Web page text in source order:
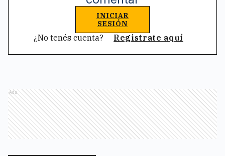
INICIAR
SESIÓN
¿No tenés cuenta? Registrate aquí
Ads